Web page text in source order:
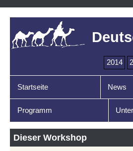
2014
Startseite News
Programm
Dieser Workshop